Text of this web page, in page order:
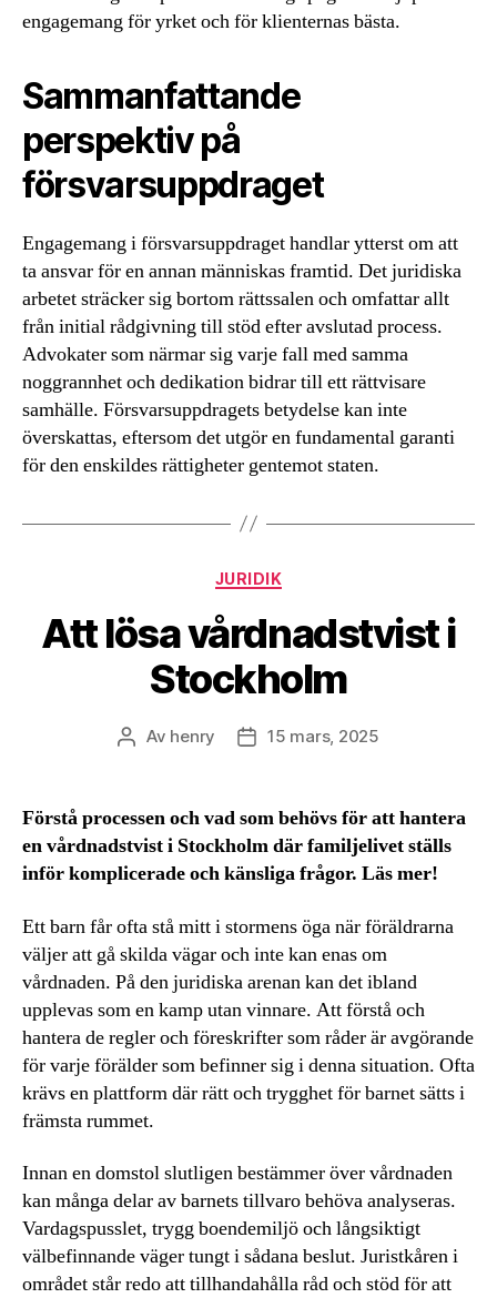
engagemang för yrket och för klienternas bästa.
Sammanfattande
perspektiv på
försvarsuppdraget
Engagemang i försvarsuppdraget handlar ytterst om att
ta ansvar för en annan människas framtid. Det juridiska
arbetet sträcker sig bortom rättssalen och omfattar allt
från initial rådgivning till stöd efter avslutad process.
Advokater som närmar sig varje fall med samma
noggrannhet och dedikation bidrar till ett rättvisare
samhälle. Försvarsuppdragets betydelse kan inte
överskattas, eftersom det utgör en fundamental garanti
för den enskildes rättigheter gentemot staten.
Kategorier
JURIDIK
Att lösa vårdnadstvist i
Stockholm
Inläggsförfattare
Av henry Inläggsdatum
15 mars, 2025
Förstå processen och vad som behövs för att hantera
en vårdnadstvist i Stockholm där familjelivet ställs
inför komplicerade och känsliga frågor. Läs mer!
Ett barn får ofta stå mitt i stormens öga när föräldrarna
väljer att gå skilda vägar och inte kan enas om
vårdnaden. På den juridiska arenan kan det ibland
upplevas som en kamp utan vinnare. Att förstå och
hantera de regler och föreskrifter som råder är avgörande
för varje förälder som befinner sig i denna situation. Ofta
krävs en plattform där rätt och trygghet för barnet sätts i
främsta rummet.
Innan en domstol slutligen bestämmer över vårdnaden
kan många delar av barnets tillvaro behöva analyseras.
Vardagspusslet, trygg boendemiljö och långsiktigt
välbefinnande väger tungt i sådana beslut. Juristkåren i
området står redo att tillhandahålla råd och stöd för att